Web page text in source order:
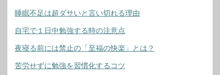
睡眠不足は超ダサいと言い切れる理由
自宅で１日中勉強する時の注意点
夜寝る前には禁止の「至福の快楽」とは？
苦労せずに勉強を習慣化するコツ